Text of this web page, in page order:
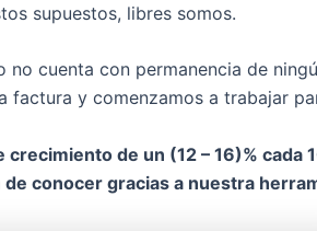
supuestos, libres somos.
no cuenta con permanencia de
factura y comenzamos a trabajar
crecimiento de un (12 – 16)% cada
conocer gracias a nuestra